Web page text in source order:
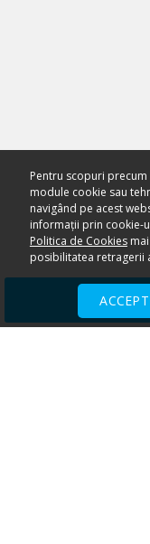
Pentru scopuri
module cookie sau
navigând pe acest
informații prin cookie-
Politica de Cookiesmai
posibilitatea retragerii
ACCEPT